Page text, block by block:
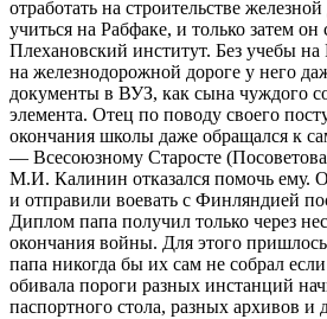
отработать на строительстве
учиться на Рабфаке, и только затем он
Плехановский институт. Без учебы
на железнодорожной дороге у него
документы в ВУЗ, как сына чуждого
элемента. Отец по поводу своего
окончания школы даже обращался к
— Всесоюзному Старосте
М.И. Калинин отказался помочь ему.
и отправили воевать с Финляндией
Диплом папа получил только через
окончания войны. Для этого пришлось
папа никогда бы их сам не собрал
обивала пороги разных инстанций
паспортного стола, разных архивов и